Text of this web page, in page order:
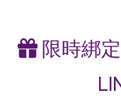
限時綁